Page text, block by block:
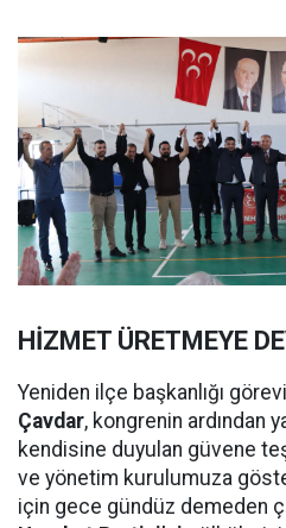
HİZMET ÜRETMEYE
Yeniden ilçe başkanlığı
Çavdar, kongrenin ardından
kendisine duyulan güvene
ve yönetim kurulumuza
için gece gündüz demeden